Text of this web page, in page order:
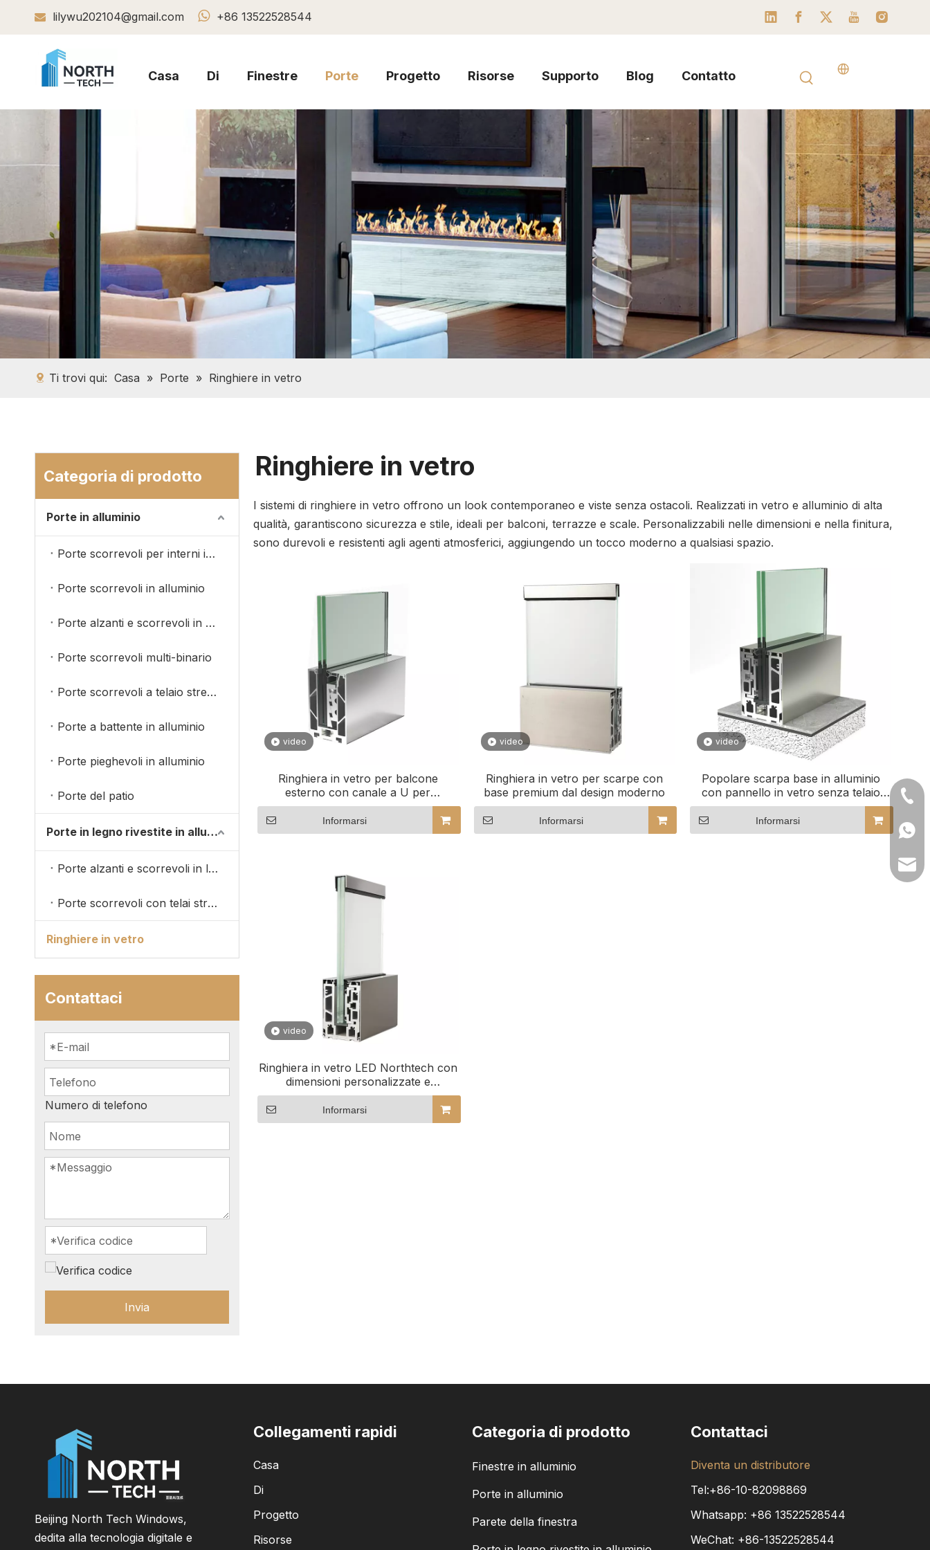
 lilywu202104@gmail.com  +86 13522528544
Casa Di Finestre Porte Progetto Risorse Supporto Blog Contatto
Ti trovi qui: Casa » Porte » Ringhiere in vetro
Categoria di prodotto
Porte in alluminio
Porte scorrevoli per interni in alluminio
Porte scorrevoli in alluminio
Porte alzanti e scorrevoli in alluminio
Porte scorrevoli multi-binario
Porte scorrevoli a telaio stretto
Porte a battente in alluminio
Porte pieghevoli in alluminio
Porte del patio
Porte in legno rivestite in alluminio
Porte alzanti e scorrevoli in legno rivestite in alluminio
Porte scorrevoli con telai stretti
Ringhiere in vetro
Contattaci
Numero di telefono
Invia
Ringhiere in vetro
I sistemi di ringhiere in vetro offrono un look contemporaneo e viste senza ostacoli. Realizzati in vetro e alluminio di alta
qualità, garantiscono sicurezza e stile, ideali per balconi, terrazze e scale. Personalizzabili nelle dimensioni e nella finitura,
sono durevoli e resistenti agli agenti atmosferici, aggiungendo un tocco moderno a qualsiasi spazio.
video
Ringhiera in vetro per balcone
esterno con canale a U per
ufficio/villa
Informarsi
video
Ringhiera in vetro per scarpe con
base premium dal design moderno
Informarsi
video
Popolare scarpa base in alluminio
con pannello in vetro senza telaio
con profilo in vetro a U montato
lateralmente per ringhiera in vetro
Informarsi
video
Ringhiera in vetro LED Northtech con
dimensioni personalizzate e
configurazione del vetro per
l'architettura moderna
Informarsi
Beijing North Tech Windows,
dedita alla tecnologia digitale e
+
+86
Collegamenti rapidi
Casa
Di
Progetto
Risorse
Categoria di prodotto
Finestre in alluminio
Porte in alluminio
Parete della finestra
Contattaci
Diventa un distributore
Tel:+86-10-82098869
Whatsapp: +86 13522528544
WeChat: +86-13522528544